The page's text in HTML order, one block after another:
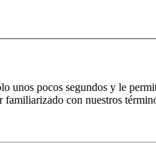
unos pocos segundos y le
familiarizado con nuestros